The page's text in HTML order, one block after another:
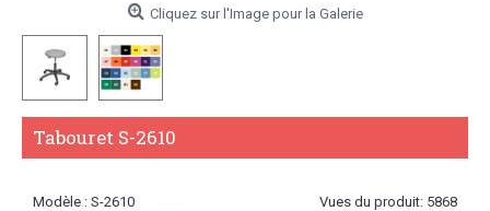
Cliquez sur l'Image pour la Galerie
Tabouret S-2610
Vues du produit: 5868
Modèle : S-2610